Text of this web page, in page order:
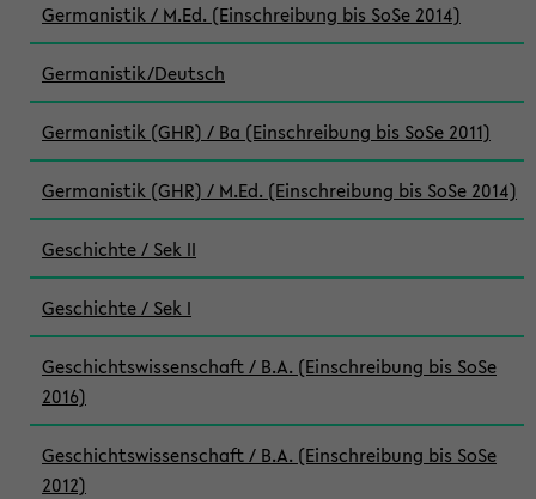
Germanistik / M.Ed. (Einschreibung bis SoSe 2014)
Germanistik/Deutsch
Germanistik (GHR) / Ba (Einschreibung bis SoSe 2011)
Germanistik (GHR) / M.Ed. (Einschreibung bis SoSe 2014)
Geschichte / Sek II
Geschichte / Sek I
Geschichtswissenschaft / B.A. (Einschreibung bis SoSe
2016)
Geschichtswissenschaft / B.A. (Einschreibung bis SoSe
2012)